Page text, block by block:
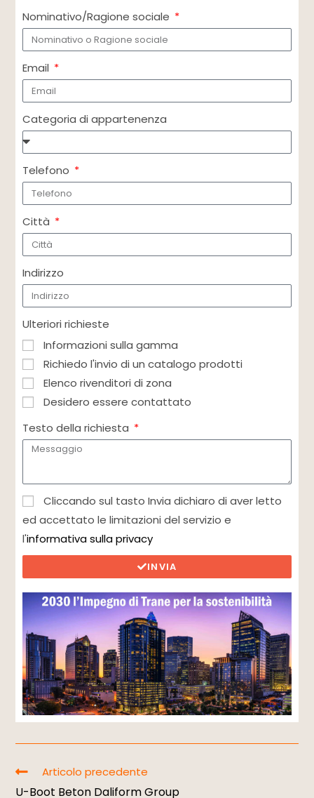
Nominativo/Ragione sociale
Email
Categoria di appartenenza
Telefono
Città
Indirizzo
Ulteriori richieste
Informazioni sulla gamma
Richiedo l'invio di un catalogo prodotti
Elenco rivenditori di zona
Desidero essere contattato
Testo della richiesta
Cliccando sul tasto Invia dichiaro di aver letto
ed accettato le limitazioni del servizio e
l'informativa sulla privacy
INVIA
Articolo precedente
U-Boot Beton Daliform Group